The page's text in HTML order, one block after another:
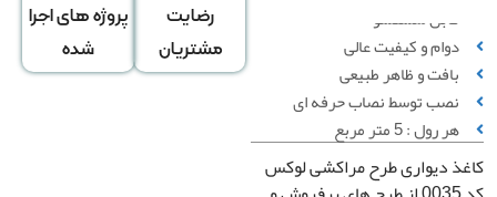
قابل شستشو
دوام و کیفیت عالی
بافت و ظاهر طبیعی
نصب توسط نصاب حرفه ای
هر رول : 5 متر مربع
رول
محاسبه بر
اساس متراژ
دیوار
محاسبه بر
اساس متراژ
منزل
دیواری طرح مراکشی لوکس
رضایت
مشتریان
پروژه های اجرا